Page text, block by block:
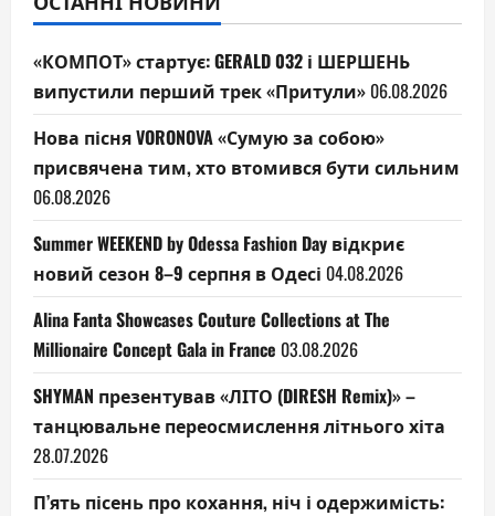
«КОМПОТ» стартує: GERALD 032 і ШЕРШЕНЬ
випустили перший трек «Притули» 06.08.2026
Нова пісня VORONOVA «Сумую за собою»
присвячена тим, хто втомився бути сильним
06.08.2026
Summer WEEKEND by Odessa Fashion Day відкриє
новий сезон 8–9 серпня в Одесі 04.08.2026
Alina Fanta Showcases Couture Collections at The
Millionaire Concept Gala in France 03.08.2026
SHYMAN презентував «ЛІТО (DIRESH Remix)» –
танцювальне переосмислення літнього хіта
28.07.2026
П’ять пісень про кохання, ніч і одержимість: